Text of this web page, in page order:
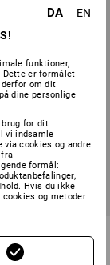
DA
EN
funktioner,
Dette er formålet
derfor om dit
dine personlige
brug for dit
vi indsamle
via cookies og andre
fra
formål:
Hvis du ikke
og metoder